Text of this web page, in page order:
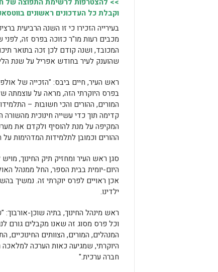
וקבלת כל העדכונים ראשונים
בעירייה הזכירו כי זו השנה הרביעית
מכבים רעות מו"ר כזוכה בפרס זה, לפני
המכובד, ושנה קודם לכן זכה בתואר
שהוענק לעיר בחודש אפריל על שנת
ראש העיר, חיים ביבס: "הזכייה של
בפרס היוקרתי הזה, מראה על עוצמתה
המורים, ההורים והכי חשובות –
קדימה תוך כדי עשייה חינוכית
המקיפה על מנת להוסיף ולקדם את
ההורים וכמובן לתלמידות המדהימות
סגן ראש העיר ומחזיק תיק החינוך,
היום-יומית בבית הספר, החל ממנהל
אכן ראויים לפרס יוקרתי זה. נמשיך
ילדינו.
ראש מינהל החינוך, בתיה שוכן-
וכל פרס מסוג זה שאנו מקבלים גורם
המנהלים, המורים, הצוותים החינוכיים,
היוקרתי, שמגיעה כאות הערכה למלאכה
חברה ערכית."